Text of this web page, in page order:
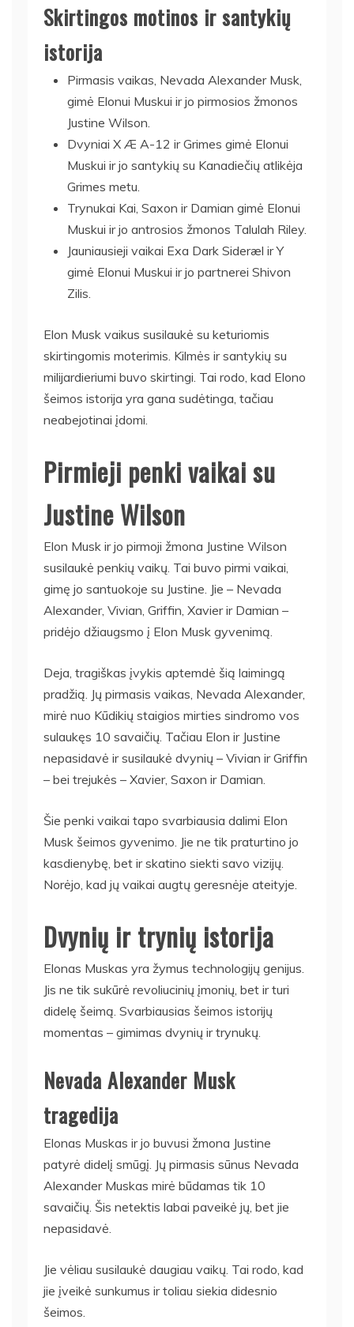
Skirtingos motinos ir santykių
istorija
Pirmasis vaikas, Nevada Alexander Musk,
gimė Elonui Muskui ir jo pirmosios žmonos
Justine Wilson.
Dvyniai X Æ A-12 ir Grimes gimė Elonui
Muskui ir jo santykių su Kanadiečių atlikėja
Grimes metu.
Trynukai Kai, Saxon ir Damian gimė Elonui
Muskui ir jo antrosios žmonos Talulah Riley.
Jauniausieji vaikai Exa Dark Sideræl ir Y
gimė Elonui Muskui ir jo partnerei Shivon
Zilis.
Elon Musk vaikus susilaukė su keturiomis
skirtingomis moterimis. Kilmės ir santykių su
milijardieriumi buvo skirtingi. Tai rodo, kad Elono
šeimos istorija yra gana sudėtinga, tačiau
neabejotinai įdomi.
Pirmieji penki vaikai su
Justine Wilson
Elon Musk ir jo pirmoji žmona Justine Wilson
susilaukė penkių vaikų. Tai buvo pirmi vaikai,
gimę jo santuokoje su Justine. Jie – Nevada
Alexander, Vivian, Griffin, Xavier ir Damian –
pridėjo džiaugsmo į Elon Musk gyvenimą.
Deja, tragiškas įvykis aptemdė šią laimingą
pradžią. Jų pirmasis vaikas, Nevada Alexander,
mirė nuo Kūdikių staigios mirties sindromo vos
sulaukęs 10 savaičių. Tačiau Elon ir Justine
nepasidavė ir susilaukė dvynių – Vivian ir Griffin
– bei trejukės – Xavier, Saxon ir Damian.
Šie penki vaikai tapo svarbiausia dalimi Elon
Musk šeimos gyvenimo. Jie ne tik praturtino jo
kasdienybę, bet ir skatino siekti savo vizijų.
Norėjo, kad jų vaikai augtų geresnėje ateityje.
Dvynių ir trynių istorija
Elonas Muskas yra žymus technologijų genijus.
Jis ne tik sukūrė revoliucinių įmonių, bet ir turi
didelę šeimą. Svarbiausias šeimos istorijų
momentas – gimimas dvynių ir trynukų.
Nevada Alexander Musk
tragedija
Elonas Muskas ir jo buvusi žmona Justine
patyrė didelį smūgį. Jų pirmasis sūnus Nevada
Alexander Muskas mirė būdamas tik 10
savaičių. Šis netektis labai paveikė jų, bet jie
nepasidavė.
Jie vėliau susilaukė daugiau vaikų. Tai rodo, kad
jie įveikė sunkumus ir toliau siekia didesnio
šeimos.